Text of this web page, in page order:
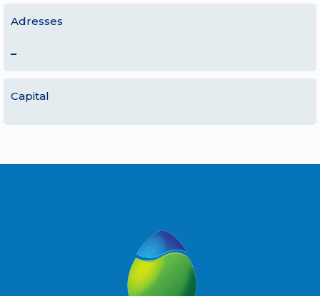
Adresses
–
Capital